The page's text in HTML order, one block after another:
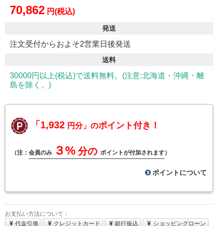
70,862 円(税込)
発送
注文受付からおよそ2営業日後発送
送料
30000円以上(税込)で送料無料。(注意:北海道・沖縄・離
島を除く。)
「1,932 円分」のポイント付き！
（注： 会員のみ ３% 分の ポイントが付加されます）
ポイントについて
お支払い方法について：
代金引換
クレジットカード 銀行振込 ショッピングローン